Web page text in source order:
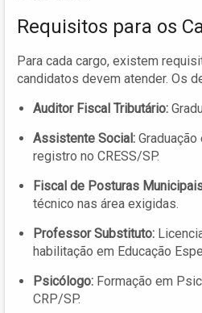
Requisitos para os
Para cada cargo, existem
candidatos devem atender. Os
Auditor Fiscal Tributário:
Assistente Social:
registro no CRESS/SP.
Fiscal de Posturas
técnico nas área exigidas.
Professor Substituto:
habilitação em Educação
Psicólogo: Formação em
CRP/SP.